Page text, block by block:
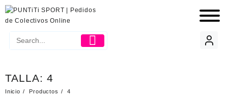
TALLA: 4
Inicio Productos 4